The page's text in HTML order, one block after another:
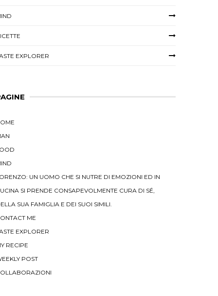
EXPLORER
UN UOMO CHE SI NUTRE DI EMOZIONI ED IN
SI PRENDE CONSAPEVOLMENTE CURA DI SÉ,
SUA FAMIGLIA E DEI SUOI SIMILI.
ME
EXPLORER
RECIPE
POST